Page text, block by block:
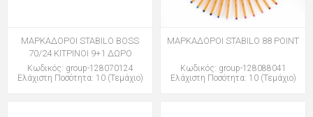
ΜΑΡΚΑΔΟΡΟΙ STABILO BOSS
70/24 ΚΙΤΡΙΝΟΙ 9+1 ΔΩΡΟ
Κωδικός: group-128070124
Ελάχιστη Ποσότητα: 10 (Τεμάχιο)
ΜΑΡΚΑΔΟΡΟΙ STABILO 88 POINT
Κωδικός: group-128088041
Ελάχιστη Ποσότητα: 10 (Τεμάχιο)